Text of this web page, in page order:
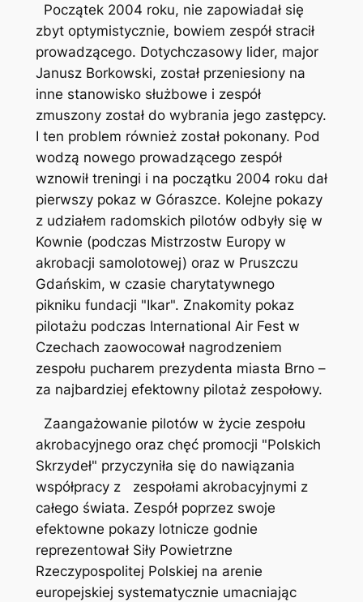
Początek 2004 roku, nie zapowiadał się
zbyt optymistycznie, bowiem zespół stracił
prowadzącego. Dotychczasowy lider, major
Janusz Borkowski, został przeniesiony na
inne stanowisko służbowe i zespół
zmuszony został do wybrania jego zastępcy.
I ten problem również został pokonany. Pod
wodzą nowego prowadzącego zespół
wznowił treningi i na początku 2004 roku dał
pierwszy pokaz w Góraszce. Kolejne pokazy
z udziałem radomskich pilotów odbyły się w
Kownie (podczas Mistrzostw Europy w
akrobacji samolotowej) oraz w Pruszczu
Gdańskim, w czasie charytatywnego
pikniku fundacji "Ikar". Znakomity pokaz
pilotażu podczas International Air Fest w
Czechach zaowocował nagrodzeniem
zespołu pucharem prezydenta miasta Brno –
za najbardziej efektowny pilotaż zespołowy.
Zaangażowanie pilotów w życie zespołu
akrobacyjnego oraz chęć promocji "Polskich
Skrzydeł" przyczyniła się do nawiązania
współpracy z zespołami akrobacyjnymi z
całego świata. Zespół poprzez swoje
efektowne pokazy lotnicze godnie
reprezentował Siły Powietrzne
Rzeczypospolitej Polskiej na arenie
europejskiej systematycznie umacniając